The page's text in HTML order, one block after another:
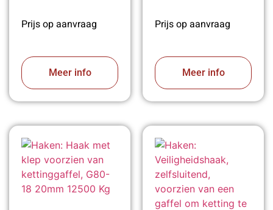
Prijs op aanvraag
Meer info
Prijs op aanvraag
Meer info